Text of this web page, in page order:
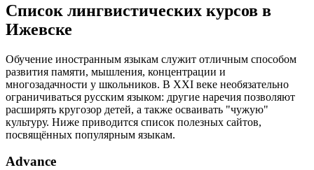
Список лингвистических курсов в
Ижевске
Обучение иностранным языкам служит отличным способом
развития памяти, мышления, концентрации и
многозадачности у школьников. В XXI веке необязательно
ограничиваться русским языком: другие наречия позволяют
расширять кругозор детей, а также осваивать "чужую"
культуру. Ниже приводится список полезных сайтов,
посвящённых популярным языкам.
Advance